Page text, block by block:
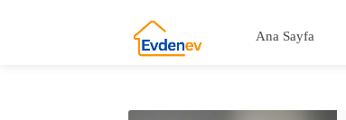
Ana Sayfa